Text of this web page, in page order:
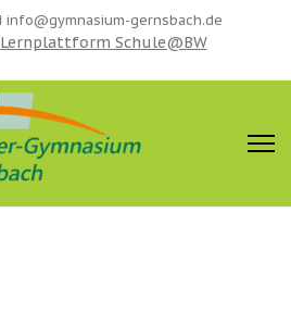
info@gymnasium-gernsbach.de
Lernplattform Schule@BW